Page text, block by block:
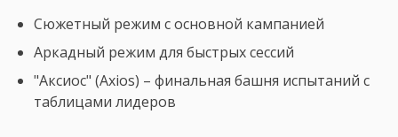
Сюжетный режим с основной кампанией
Аркадный режим для быстрых сессий
"Аксиос" (Axios) – финальная башня испытаний с
таблицами лидеров